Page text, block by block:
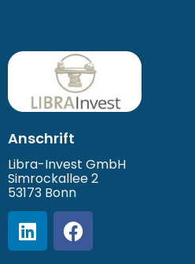
Anschrift
Libra-Invest GmbH
Simrockallee 2
53173 Bonn